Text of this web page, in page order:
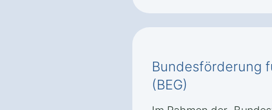
Bundesförderung
(BEG)